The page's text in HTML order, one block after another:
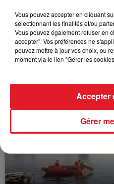
15 juillet 2026
VOLONTAIRE EN
Selon les premiers
à des prostituées
Vous pouvez accepter en cliquant
sélectionnant les finalités et/ou
Vous pouvez également refuser en
accepter". Vos préférences ne
pouvez mettre à jour vos choix, ou
moment via le lien "Gérer les
Gérer
Accepter